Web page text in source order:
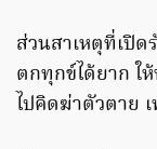
ส่วนสาเหตุที่เปิด
ตกทุกข์ได้ยาก ใ
ไปคิดฆ่าตัวตาย